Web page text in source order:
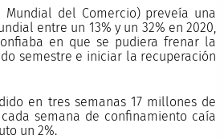
Mundial del Comercio) preveía una
entre un 13% y un 32% en 2020,
en que se pudiera frenar la
semestre e iniciar la recuperación
en tres semanas 17 millones de
semana de confinamiento caía
un 2%.